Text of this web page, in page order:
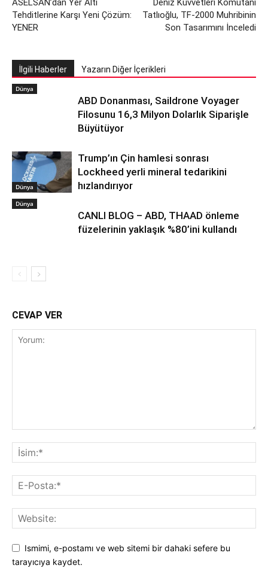
ASELSAN’dan Yer Altı
Tehditlerine Karşı Yeni Çözüm:
YENER
Deniz Kuvvetleri Komutanı
Tatlıoğlu, TF-2000 Muhribinin
Son Tasarımını İnceledi
İlgili Haberler Yazarın Diğer İçerikleri
Dünya
ABD Donanması, Saildrone Voyager
Filosunu 16,3 Milyon Dolarlık Siparişle
Büyütüyor
Dünya
Trump’ın Çin hamlesi sonrası
Lockheed yerli mineral tedarikini
hızlandırıyor
Dünya
CANLI BLOG – ABD, THAAD önleme
füzelerinin yaklaşık %80’ini kullandı
CEVAP VER
Ismimi, e-postamı ve web sitemi bir dahaki sefere bu
tarayıcıya kaydet.